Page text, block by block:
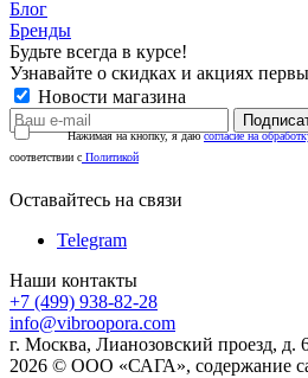
Блог
Бренды
Будьте всегда в курсе!
Узнавайте о скидках и акциях
Новости магазина
Нажимая на кнопку, я даюсогласие на
соответствии с Политикой
Оставайтесь на связи
Telegram
Наши контакты
+7 (499) 938-82-28
info@vibroopora.com
г. Москва, Лианозовский проезд, д.
2026 © ООО «САГА», содержание